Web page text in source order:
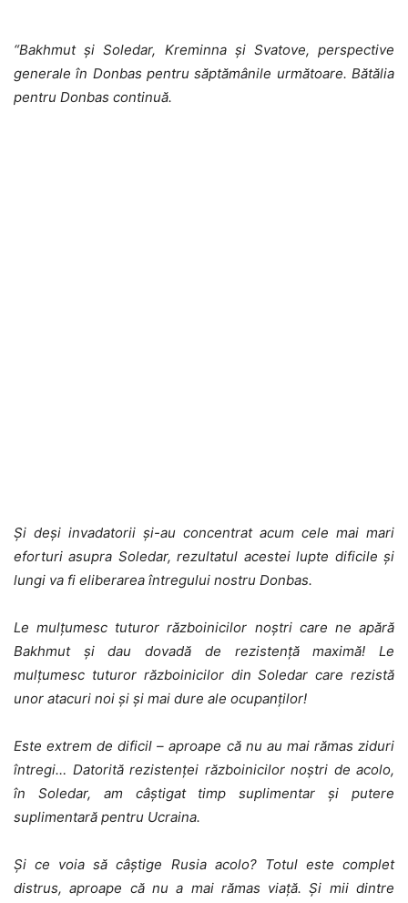
“Bakhmut și Soledar, Kreminna și Svatove, perspective
generale în Donbas pentru săptămânile următoare. Bătălia
pentru Donbas continuă.
Și deși invadatorii și-au concentrat acum cele mai mari
eforturi asupra Soledar, rezultatul acestei lupte dificile și
lungi va fi eliberarea întregului nostru Donbas.
Le mulțumesc tuturor războinicilor noștri care ne apără
Bakhmut și dau dovadă de rezistență maximă! Le
mulțumesc tuturor războinicilor din Soledar care rezistă
unor atacuri noi și și mai dure ale ocupanților!
Este extrem de dificil – aproape că nu au mai rămas ziduri
întregi… Datorită rezistenței războinicilor noștri de acolo,
în Soledar, am câștigat timp suplimentar și putere
suplimentară pentru Ucraina.
Și ce voia să câștige Rusia acolo? Totul este complet
distrus, aproape că nu a mai rămas viață. Și mii dintre